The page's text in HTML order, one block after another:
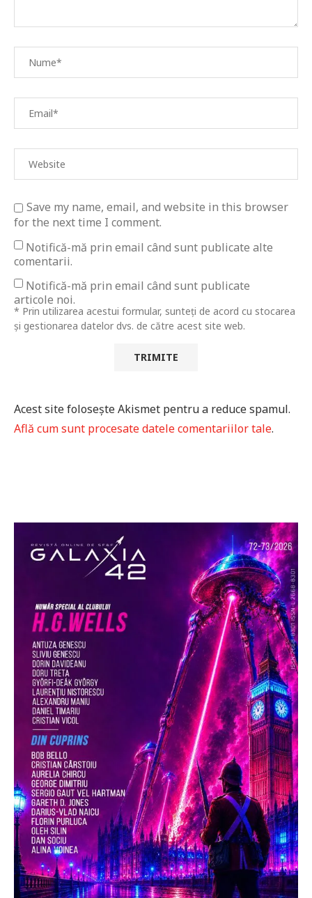
Save my name, email, and website in this browser
for the next time I comment.
Notifică-mă prin email când sunt publicate alte
comentarii.
Notifică-mă prin email când sunt publicate
articole noi.
* Prin utilizarea acestui formular, sunteți de acord cu stocarea
și gestionarea datelor dvs. de către acest site web.
Acest site folosește Akismet pentru a reduce spamul.
Află cum sunt procesate datele comentariilor tale.